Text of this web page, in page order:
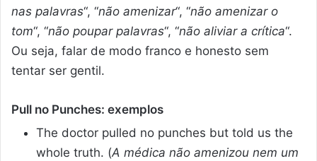
nas palavras“, “não amenizar“, “não amenizar o
tom“, “não poupar palavras“, “não aliviar a crítica“.
Ou seja, falar de modo franco e honesto sem
tentar ser gentil.
Pull no Punches: exemplos
The doctor pulled no punches but told us the
whole truth. (A médica não amenizou nem um